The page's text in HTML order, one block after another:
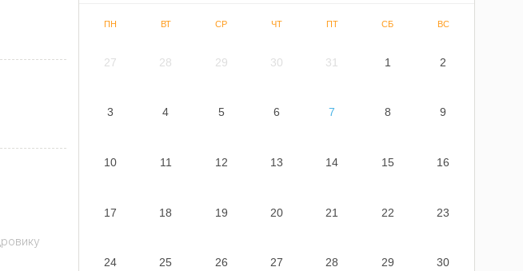
ПН ВТ СР ЧТ ПТ СБ ВС
27 28 29 30 31 1 2
3 4 5 6 7 8 9
10 11 12 13 14 15 16
17 18 19 20 21 22 23
24 25 26 27 28 29 30